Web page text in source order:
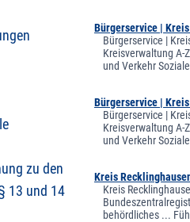
zu den
13 und 14
Bürgerservice |
Bürgerservice |
Kreisverwaltung A-
und Verkehr
Bürgerservice |
Bürgerservice |
Kreisverwaltung A-
und Verkehr
Kreis
Kreis
behördliches ...